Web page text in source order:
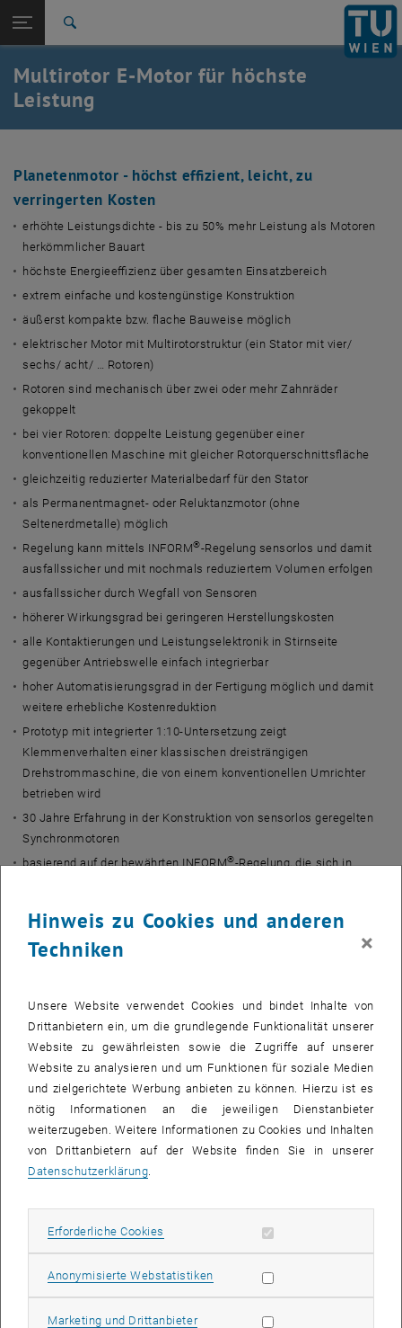
TU Login
Quicklinks
Quicklinks-Menü umschalten
Studium
International
Karriere
Zur 1. Menü Ebene
TU Wien
Multirotor E-Motor für höchste
Leistung
Planetenmotor - höchst effizient, leicht, zu
verringerten Kosten
erhöhte Leistungsdichte - bis zu 50% mehr Leistung als Motoren
herkömmlicher Bauart
höchste Energieeffizienz über gesamten Einsatzbereich
extrem einfache und kostengünstige Konstruktion
äußerst kompakte bzw. flache Bauweise möglich
elektrischer Motor mit Multirotorstruktur (ein Stator mit vier/
sechs/ acht/ … Rotoren)
Rotoren sind mechanisch über zwei oder mehr Zahnräder
gekoppelt
bei vier Rotoren: doppelte Leistung gegenüber einer
konventionellen Maschine mit gleicher Rotorquerschnittsfläche
gleichzeitig reduzierter Materialbedarf für den Stator
als Permanentmagnet- oder Reluktanzmotor (ohne
Seltenerdmetalle) möglich
Regelung kann mittels INFORM®-Regelung sensorlos und damit
ausfallssicher und mit nochmals reduziertem Volumen erfolgen
ausfallssicher durch Wegfall von Sensoren
höherer Wirkungsgrad bei geringeren Herstellungskosten
alle Kontaktierungen und Leistungselektronik in Stirnseite
gegenüber Antriebswelle einfach integrierbar
hoher Automatisierungsgrad in der Fertigung möglich und damit
weitere erhebliche Kostenreduktion
Prototyp mit integrierter 1:10-Untersetzung zeigt
Klemmenverhalten einer klassischen dreisträngigen
Drehstrommaschine, die von einem konventionellen Umrichter
betrieben wird
30 Jahre Erfahrung in der Konstruktion von sensorlos geregelten
Synchronmotoren
basierend auf der bewährten INFORM®-Regelung, die sich in
Innovationsgrad
Patentschutz
Zielgruppen und Anwendungsfälle
eMobiliy, Automotive
Luft- und Raumfahrt
Baumaschinen
Produktions- und Werkzeugmaschinen
Trommelantriebe
Hinweis zu Cookies und anderen
Techniken
×
Unsere Website verwendet Cookies und bindet Inhalte von
Drittanbietern ein, um die grundlegende Funktionalität unserer
Website zu gewährleisten sowie die Zugriffe auf unserer
Website zu analysieren und um Funktionen für soziale Medien
und zielgerichtete Werbung anbieten zu können. Hierzu ist es
nötig Informationen an die jeweiligen Dienstanbieter
weiterzugeben. Weitere Informationen zu Cookies und Inhalten
von Drittanbietern auf der Website finden Sie in unserer
Datenschutzerklärung.
Erforderliche Cookies Erforderliche Cookies zulassen
Anonymisierte WebstatistikenStatistik Cookies zulassen
Marketing und DrittanbieterMarketing Cookies zulassen